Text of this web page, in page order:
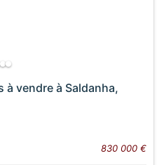
vendre à Saldanha,
830 000 €